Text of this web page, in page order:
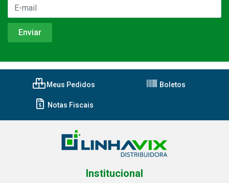
Meus Pedidos Boletos
Notas Fiscais
Institucional